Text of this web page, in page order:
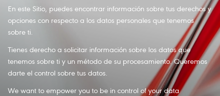
En este Sitio, puedes encontrar información sobre tus derechos y
opciones con respecto a los datos personales que tenemos
sobre ti.
Tienes derecho a solicitar información sobre los datos que
tenemos sobre ti y un método de su procesamiento. Queremos
darte el control sobre tus datos.
We want to empower you to be in control ofyour data